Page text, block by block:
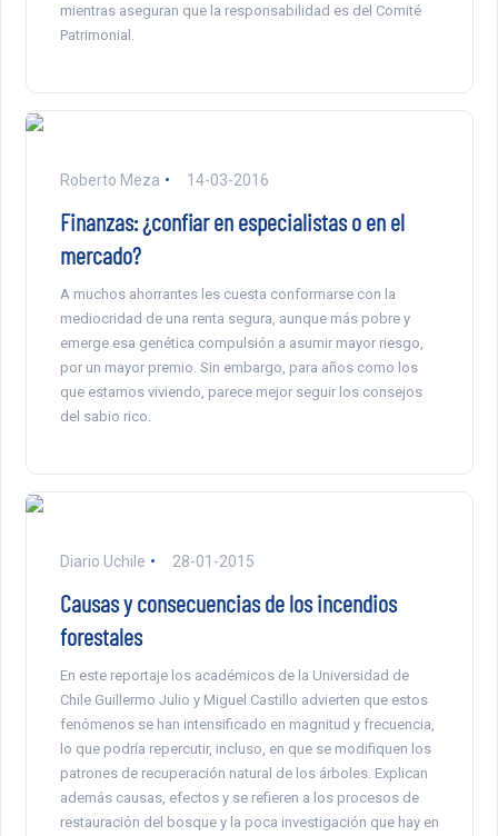
mientras aseguran que la responsabilidad es del Comité
Patrimonial.
Roberto Meza 14-03-2016
Finanzas: ¿confiar en especialistas o en el
mercado?
A muchos ahorrantes les cuesta conformarse con la
mediocridad de una renta segura, aunque más pobre y
emerge esa genética compulsión a asumir mayor riesgo,
por un mayor premio. Sin embargo, para años como los
que estamos viviendo, parece mejor seguir los consejos
del sabio rico.
Diario Uchile 28-01-2015
Causas y consecuencias de los incendios
forestales
En este reportaje los académicos de la Universidad de
Chile Guillermo Julio y Miguel Castillo advierten que estos
fenómenos se han intensificado en magnitud y frecuencia,
lo que podría repercutir, incluso, en que se modifiquen los
patrones de recuperación natural de los árboles. Explican
además causas, efectos y se refieren a los procesos de
restauración del bosque y la poca investigación que hay en